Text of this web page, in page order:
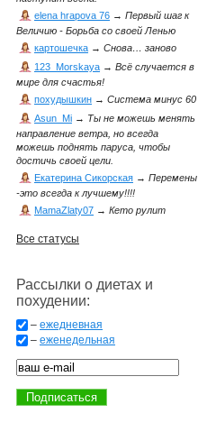
elena hrapova 76 → Первый шаг к
Величию - Борьба со своей Ленью
картошечка → Снова… заново
123_Morskaya → Всё случается в
мире для счастья!
похудышкин → Система минус 60
Asun_Mi → Ты не можешь менять
направление ветра, но всегда
можешь поднять паруса, чтобы
достичь своей цели.
Екатерина Сикорская → Перемены
-это всегда к лучшему!!!!
MamaZlaty07 → Кето рулит
Все статусы
Рассылки о диетах и
похудении:
– ежедневная
– еженедельная